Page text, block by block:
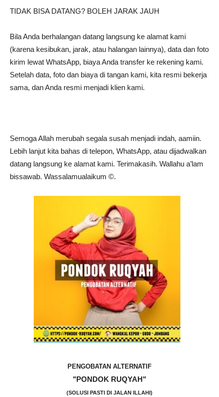
TIDAK BISA DATANG? BOLEH JARAK JAUH
Bila Anda berhalangan datang langsung ke alamat kami
(karena kesibukan, jarak, atau halangan lainnya), data dan foto
kirim lewat WhatsApp, biaya Anda transfer ke rekening kami.
Setelah data, foto dan biaya di tangan kami, kita resmi bekerja
sama, dan Anda resmi menjadi klien kami.
Semoga Allah merubah segala susah menjadi indah, aamiin.
Lebih lanjut kita bahas di telepon, WhatsApp, atau dijadwalkan
datang langsung ke alamat kami. Terimakasih. Wallahu a’lam
bissawab. Wassalamualaikum ©️.
PENGOBATAN ALTERNATIF
"PONDOK RUQYAH"
(SOLUSI PASTI DI JALAN ILLAHI)